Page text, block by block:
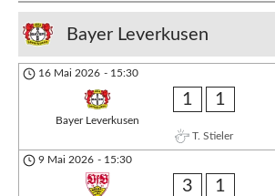
Bayer Leverkusen
16 Mai 2026 - 15:30
Bayer Leverkusen
1 1
T. Stieler
9 Mai 2026 - 15:30
3 1